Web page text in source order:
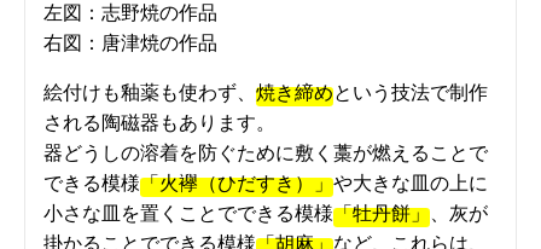
左図：志野焼の作品
右図：唐津焼の作品
絵付けも釉薬も使わず、 焼き締めという技法で制作
される陶磁器もあります。
器どうしの溶着を防ぐために敷く藁が燃えることで
できる模様「火襷（ひだすき）」や大きな皿の上に
小さな皿を置くことでできる模様「牡丹餅」、灰が
掛かることでできる模様「胡麻」など、これらは、